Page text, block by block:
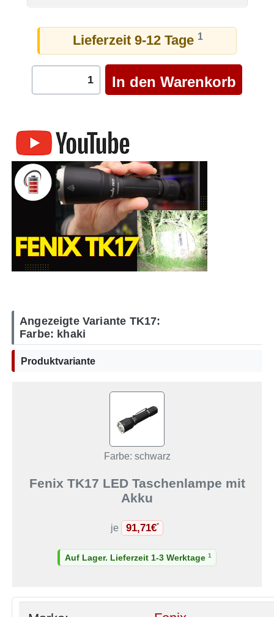
Lieferzeit 9-12 Tage 1
Angezeigte Variante TK17:
Farbe: khaki
Produktvariante
Farbe: schwarz
Fenix TK17 LED Taschenlampe mit
Akku
je 91,71€*
Auf Lager. Lieferzeit 1-3 Werktage 1